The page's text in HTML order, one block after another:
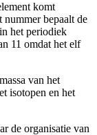
komt
bepaalt de
het periodiek
11 omdat het elf
van het
isotopen en het
de organisatie van